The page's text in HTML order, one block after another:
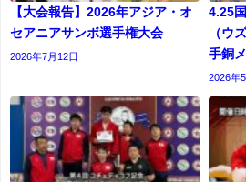
【大会報告】2026年アジア・オ
セアニアサンボ選手権大会
2026年7月12日
4.25
（ウ
手銅
2026年